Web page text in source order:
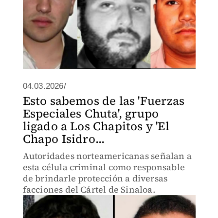
04.03.2026/
Esto sabemos de las 'Fuerzas
Especiales Chuta', grupo
ligado a Los Chapitos y 'El
Chapo Isidro...
Autoridades norteamericanas señalan a
esta célula criminal como responsable
de brindarle protección a diversas
facciones del Cártel de Sinaloa.